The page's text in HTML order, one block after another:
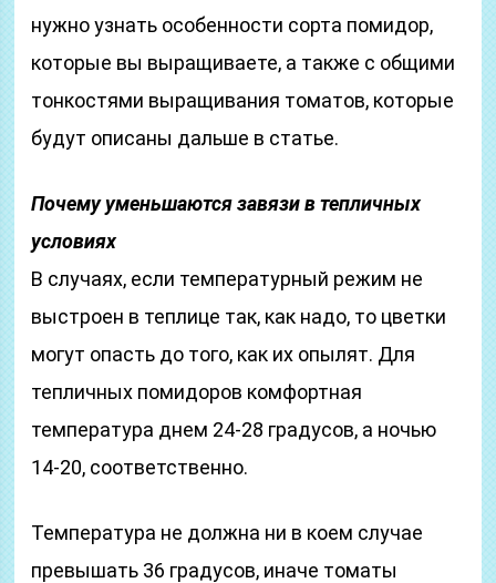
нужно узнать особенности сорта помидор,
которые вы выращиваете, а также с общими
тонкостями выращивания томатов, которые
будут описаны дальше в статье.
Почему уменьшаются завязи в тепличных
условиях
В случаях, если температурный режим не
выстроен в теплице так, как надо, то цветки
могут опасть до того, как их опылят. Для
тепличных помидоров комфортная
температура днем 24-28 градусов, а ночью
14-20, соответственно.
Температура не должна ни в коем случае
превышать 36 градусов, иначе томаты